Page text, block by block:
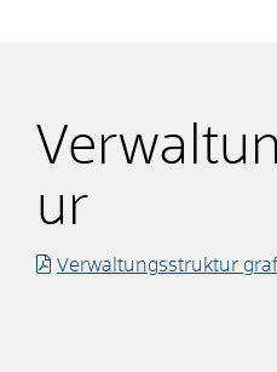
ur
Verwaltungsstruktur